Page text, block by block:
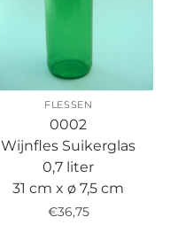
FLESSEN
0002
Wijnfles Suikerglas
0,7 liter
31 cm x ø 7,5 cm
€36,75